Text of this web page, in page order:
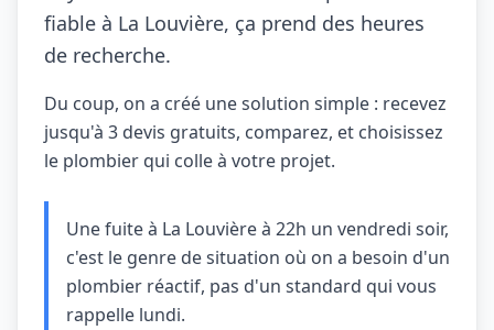
fiable à La Louvière, ça prend des heures
de recherche.
Du coup, on a créé une solution simple : recevez
jusqu'à 3 devis gratuits, comparez, et choisissez
le plombier qui colle à votre projet.
Une fuite à La Louvière à 22h un vendredi soir,
c'est le genre de situation où on a besoin d'un
plombier réactif, pas d'un standard qui vous
rappelle lundi.